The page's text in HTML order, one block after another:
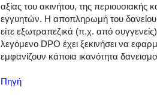
αξίας του ακινήτου, της περιουσιακής
εγγυητών. Η αποπληρωμή του δανείου
είτε εξωτραπεζικά (π.χ. από
λεγόμενο DPO έχει ξεκινήσει να
εμφανίζουν κάποια ικανότητα
Πηγή